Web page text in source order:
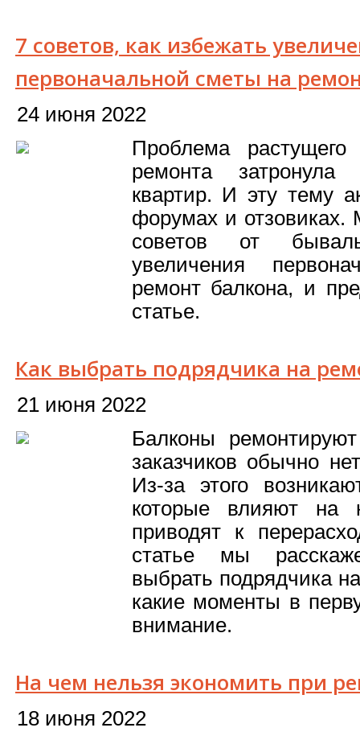
7 советов, как избежать
первоначальной сметы на
24 июня 2022
Проблема
ремонта затронула
квартир. И эту тему
форумах и отзовиках.
советов от
увеличения
ремонт балкона, и
статье.
Как выбрать подрядчика на
21 июня 2022
Балконы
заказчиков обычно
Из-за этого
которые влияют на
приводят к
статье мы
выбрать подрядчика
какие моменты в
внимание.
На чем нельзя экономить при
18 июня 2022